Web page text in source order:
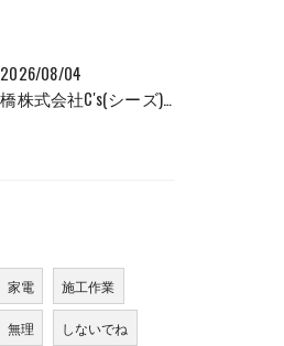
2026/08/04
船橋株式会社C's(シーズ)商品輸送なら私たちにお任せください！
家電 施工作業
無理 しないでね